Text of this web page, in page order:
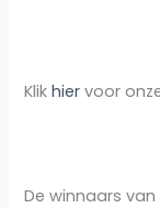
Klikhier voor
De winnaars